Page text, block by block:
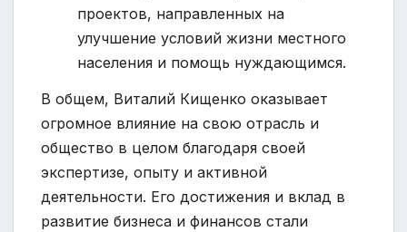
проектов, направленных на
улучшение условий жизни местного
населения и помощь нуждающимся.
В общем, Виталий Кищенко оказывает
огромное влияние на свою отрасль и
общество в целом благодаря своей
экспертизе, опыту и активной
деятельности. Его достижения и вклад в
развитие бизнеса и финансов стали